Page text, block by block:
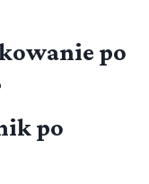
po
po